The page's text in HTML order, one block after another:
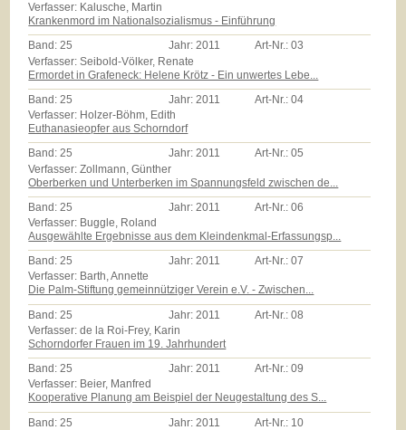
Verfasser: Kalusche, Martin
Krankenmord im Nationalsozialismus - Einführung
Band:25 Jahr:2011 Art-Nr.:03
Verfasser: Seibold-Völker, Renate
Ermordet in Grafeneck: Helene Krötz - Ein unwertes Lebe...
Band:25 Jahr:2011 Art-Nr.:04
Verfasser: Holzer-Böhm, Edith
Euthanasieopfer aus Schorndorf
Band:25 Jahr:2011 Art-Nr.:05
Verfasser: Zollmann, Günther
Oberberken und Unterberken im Spannungsfeld zwischen de...
Band: 25 Jahr: 2011 Art-Nr.:06
Verfasser: Buggle, Roland
Ausgewählte Ergebnisse aus dem Kleindenkmal-Erfassungsp...
Band:25 Jahr:2011 Art-Nr.:07
Verfasser: Barth, Annette
Die Palm-Stiftung gemeinnütziger Verein e.V. - Zwischen...
Band: 25 Jahr: 2011 Art-Nr.:08
Verfasser: de la Roi-Frey, Karin
Schorndorfer Frauen im 19. Jahrhundert
Band:25 Jahr:2011 Art-Nr.:09
Verfasser: Beier, Manfred
Kooperative Planung am Beispiel der Neugestaltung des S...
Band: 25 Jahr: 2011 Art-Nr.: 10